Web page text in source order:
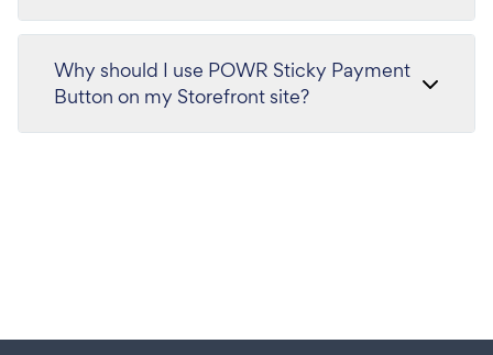
Why should I use POWR Sticky Payment
Button on my Storefront site?